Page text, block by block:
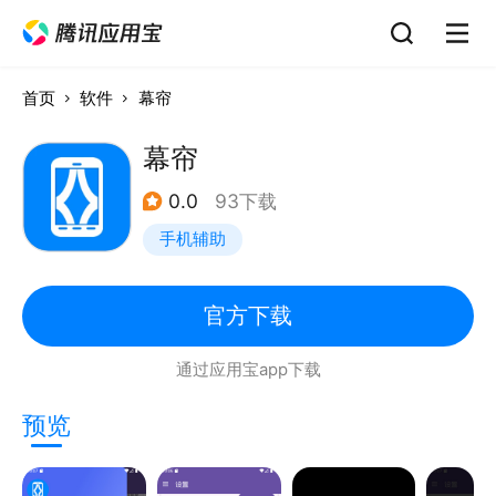
首页 软件 幕帘
幕帘
0.0 93下载
手机辅助
官方下载
通过应用宝app下载
预览